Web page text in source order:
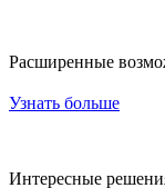
Расширенные
Узнать больше
Интересные